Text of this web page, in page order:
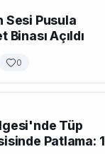
Sesi Pusula
Açıldı
0
Tüp
Patlama: 1